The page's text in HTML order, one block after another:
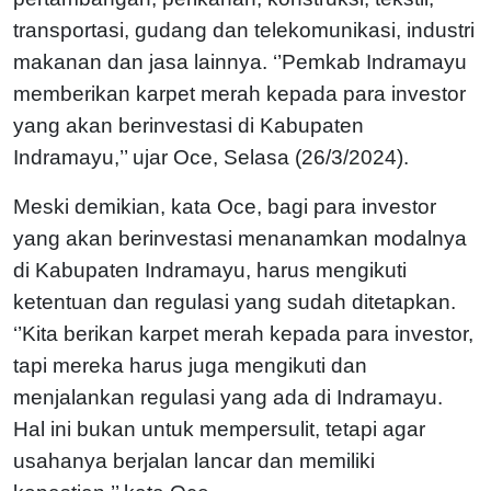
transportasi, gudang dan telekomunikasi, industri
makanan dan jasa lainnya. ‘’Pemkab Indramayu
memberikan karpet merah kepada para investor
yang akan berinvestasi di Kabupaten
Indramayu,’’ ujar Oce, Selasa (26/3/2024).
Meski demikian, kata Oce, bagi para investor
yang akan berinvestasi menanamkan modalnya
di Kabupaten Indramayu, harus mengikuti
ketentuan dan regulasi yang sudah ditetapkan.
‘’Kita berikan karpet merah kepada para investor,
tapi mereka harus juga mengikuti dan
menjalankan regulasi yang ada di Indramayu.
Hal ini bukan untuk mempersulit, tetapi agar
usahanya berjalan lancar dan memiliki